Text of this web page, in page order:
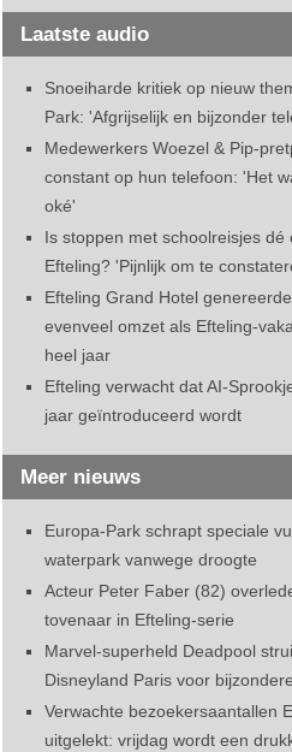
Laatste audio
Snoeiharde kritiek op nieuw
Park: 'Afgrijselijk en bijzonder
Medewerkers Woezel & Pip-
constant op hun telefoon: 'Het
oké'
Is stoppen met schoolreisjes dé
Efteling? 'Pijnlijk om te
Efteling Grand Hotel
evenveel omzet als Efteling-
heel jaar
Efteling verwacht dat AI-
jaar geïntroduceerd wordt
Meer nieuws
Europa-Park schrapt speciale
waterpark vanwege droogte
Acteur Peter Faber (82)
tovenaar in Efteling-serie
Marvel-superheld Deadpool
Disneyland Paris voor
Verwachte bezoekersaantallen
uitgelekt: vrijdag wordt een